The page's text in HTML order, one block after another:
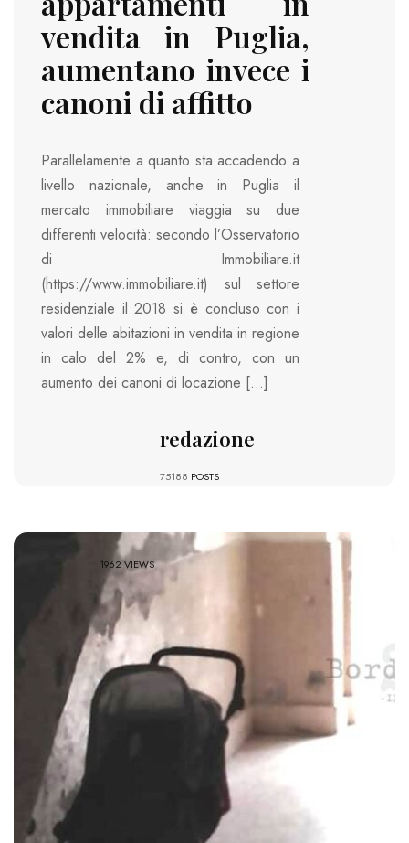
vendita in Puglia,
aumentano invece i
canoni di affitto
Parallelamente a quanto sta accadendo a
livello nazionale, anche in Puglia il
mercato immobiliare viaggia su due
differenti velocità: secondo l’Osservatorio
di Immobiliare.it
(https://www.immobiliare.it) sul settore
residenziale il 2018 si è concluso con i
valori delle abitazioni in vendita in regione
in calo del 2% e, di contro, con un
aumento dei canoni di locazione […]
redazione
75188 POSTS
1962 VIEWS